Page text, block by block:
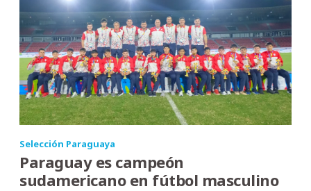
Selección Paraguaya
Paraguay es campeón
sudamericano en fútbol masculino